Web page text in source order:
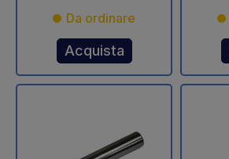
Da ordinare
Acquista